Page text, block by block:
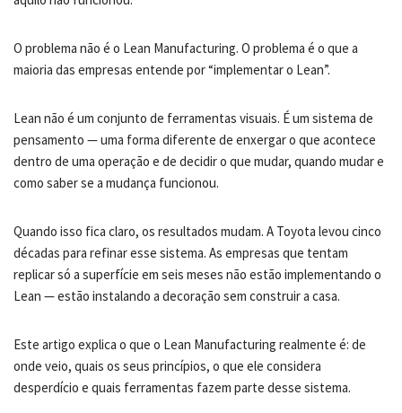
O problema não é o Lean Manufacturing. O problema é o que a
maioria das empresas entende por “implementar o Lean”.
Lean não é um conjunto de ferramentas visuais. É um sistema de
pensamento — uma forma diferente de enxergar o que acontece
dentro de uma operação e de decidir o que mudar, quando mudar e
como saber se a mudança funcionou.
Quando isso fica claro, os resultados mudam. A Toyota levou cinco
décadas para refinar esse sistema. As empresas que tentam
replicar só a superfície em seis meses não estão implementando o
Lean — estão instalando a decoração sem construir a casa.
Este artigo explica o que o Lean Manufacturing realmente é: de
onde veio, quais os seus princípios, o que ele considera
desperdício e quais ferramentas fazem parte desse sistema.